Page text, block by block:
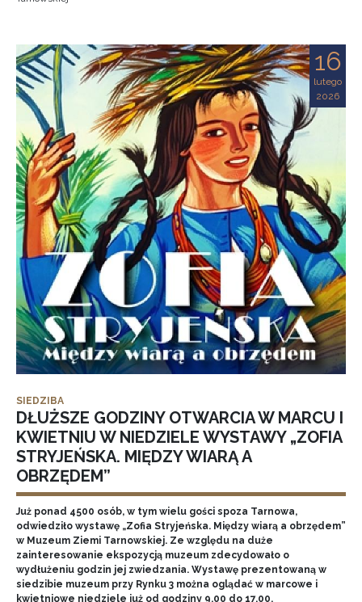
16
lutego
2026
SIEDZIBA
DŁUŻSZE GODZINY OTWARCIA W MARCU I
KWIETNIU W NIEDZIELE WYSTAWY „ZOFIA
STRYJEŃSKA. MIĘDZY WIARĄ A
OBRZĘDEM”
Już ponad 4500 osób, w tym wielu gości spoza Tarnowa,
odwiedziło wystawę „Zofia Stryjeńska. Między wiarą a obrzędem”
w Muzeum Ziemi Tarnowskiej. Ze względu na duże
zainteresowanie ekspozycją muzeum zdecydowało o
wydłużeniu godzin jej zwiedzania. Wystawę prezentowaną w
siedzibie muzeum przy Rynku 3 można oglądać w marcowe i
kwietniowe niedziele już od godziny 9.00 do 17.00.